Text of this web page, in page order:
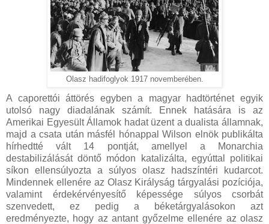
Olasz hadifoglyok 1917 novemberében.
A caporettói áttörés egyben a magyar hadtörténet egyik
utolsó nagy diadalának számít. Ennek hatására is az
Amerikai Egyesült Államok hadat üzent a dualista államnak,
majd a csata után másfél hónappal Wilson elnök publikálta
hírhedtté vált 14 pontját, amellyel a Monarchia
destabilizálását döntő módon katalizálta, egyúttal politikai
síkon ellensúlyozta a súlyos olasz hadszíntéri kudarcot.
Mindennek ellenére az Olasz Királyság tárgyalási pozíciója,
valamint érdekérvényesítő képessége súlyos csorbát
szenvedett, ez pedig a béketárgyalásokon azt
eredményezte, hogy az antant győzelme ellenére az olasz